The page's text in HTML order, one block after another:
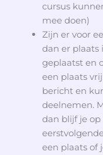
cursus
mee doen)
Zijn er voor
dan er plaats
geplaatst en
een plaats
bericht en
deelnemen.
dan blijf je op
een plaats of